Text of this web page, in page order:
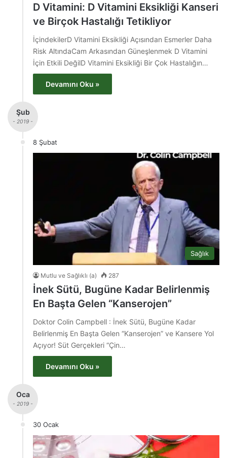
D Vitamini: D Vitamini Eksikliği Kanseri
ve Birçok Hastalığı Tetikliyor
İçindekilerD Vitamini Eksikliği Açısından Esmerler Daha
Risk AltındaCam Arkasından Güneşlenmek D Vitamini
İçin Etkili DeğilD Vitamini Eksikliği Bir Çok Hastalığın…
Devamını Oku »
Şub
- 2019 -
8 Şubat
Sağlık
Mutlu ve Sağlıklı (a) 287
İnek Sütü, Bugüne Kadar Belirlenmiş
En Başta Gelen “Kanserojen”
Doktor Colin Campbell : İnek Sütü, Bugüne Kadar
Belirlenmiş En Başta Gelen “Kanserojen” ve Kansere Yol
Açıyor! Süt Gerçekleri “Çin…
Devamını Oku »
Oca
- 2019 -
30 Ocak